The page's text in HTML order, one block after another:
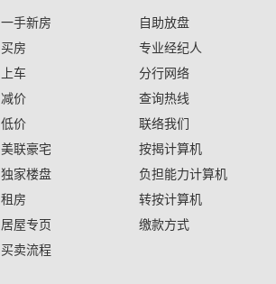
一手新房
买房
上车
减价
低价
美联豪宅
独家楼盘
租房
居屋专页
买卖流程
自助放盘
专业经纪人
分行网络
查询热线
联络我们
按揭计算机
负担能力计算机
转按计算机
缴款方式